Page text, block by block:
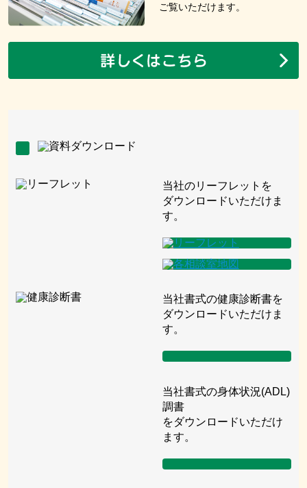
ご覧いただけます。
当社のリーフレットを
ダウンロードいただけま
す。
当社書式の健康診断書を
ダウンロードいただけま
す。
当社書式の身体状況(ADL)
調書
をダウンロードいただけ
ます。